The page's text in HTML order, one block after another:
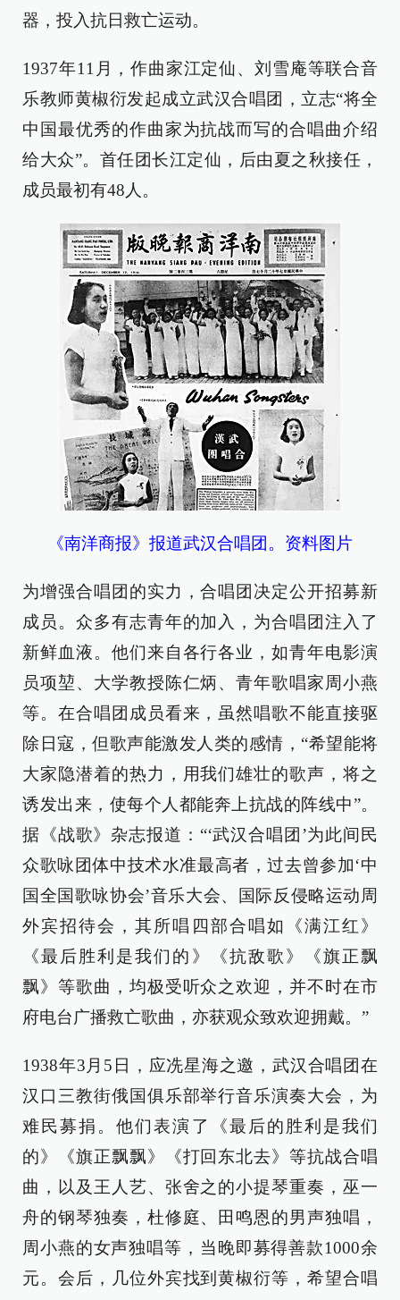
器，投入抗日救亡运动。
1937年11月，作曲家江定仙、刘雪庵等联合音
乐教师黄椒衍发起成立武汉合唱团，立志“将全
中国最优秀的作曲家为抗战而写的合唱曲介绍
给大众”。首任团长江定仙，后由夏之秋接任，
成员最初有48人。
《南洋商报》报道武汉合唱团。资料图片
为增强合唱团的实力，合唱团决定公开招募新
成员。众多有志青年的加入，为合唱团注入了
新鲜血液。他们来自各行各业，如青年电影演
员项堃、大学教授陈仁炳、青年歌唱家周小燕
等。在合唱团成员看来，虽然唱歌不能直接驱
除日寇，但歌声能激发人类的感情，“希望能将
大家隐潜着的热力，用我们雄壮的歌声，将之
诱发出来，使每个人都能奔上抗战的阵线中”。
据《战歌》杂志报道：“‘武汉合唱团’为此间民
众歌咏团体中技术水准最高者，过去曾参加‘中
国全国歌咏协会’音乐大会、国际反侵略运动周
外宾招待会，其所唱四部合唱如《满江红》
《最后胜利是我们的》《抗敌歌》《旗正飘
飘》等歌曲，均极受听众之欢迎，并不时在市
府电台广播救亡歌曲，亦获观众致欢迎拥戴。”
1938年3月5日，应冼星海之邀，武汉合唱团在
汉口三教街俄国俱乐部举行音乐演奏大会，为
难民募捐。他们表演了《最后的胜利是我们
的》《旗正飘飘》《打回东北去》等抗战合唱
曲，以及王人艺、张舍之的小提琴重奏，巫一
舟的钢琴独奏，杜修庭、田鸣恩的男声独唱，
周小燕的女声独唱等，当晚即募得善款1000余
元。会后，几位外宾找到黄椒衍等，希望合唱